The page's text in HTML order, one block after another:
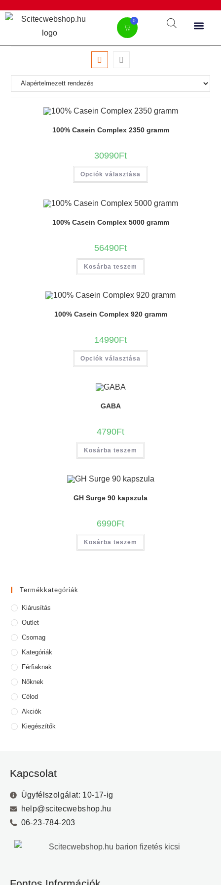
0
100% Casein Complex 2350 gramm
30990Ft
Opciók választása
100% Casein Complex 5000 gramm
56490Ft
Kosárba teszem
100% Casein Complex 920 gramm
14990Ft
Opciók választása
GABA
4790Ft
Kosárba teszem
GH Surge 90 kapszula
6990Ft
Kosárba teszem
Termékkategóriák
Kiárusítás
Outlet
Csomag
Kategóriák
Férfiaknak
Nőknek
Célod
Akciók
Kiegészítők
Kapcsolat
Ügyfélszolgálat: 10-17-ig
help@scitecwebshop.hu
06-23-784-203